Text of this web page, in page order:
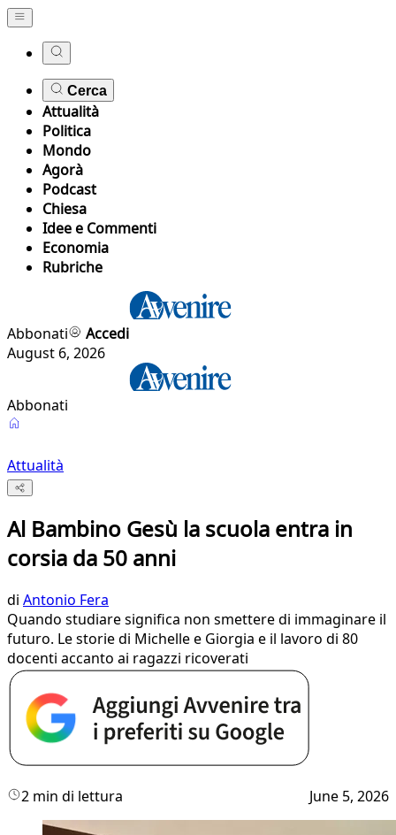
Cerca
Attualità
Politica
Mondo
Agorà
Podcast
Chiesa
Idee e Commenti
Economia
Rubriche
Abbonati
Accedi
August 6, 2026
Abbonati
Attualità
Al Bambino Gesù la scuola entra in
corsia da 50 anni
di Antonio Fera
Quando studiare significa non smettere di immaginare il
futuro. Le storie di Michelle e Giorgia e il lavoro di 80
docenti accanto ai ragazzi ricoverati
2 min di lettura June 5, 2026